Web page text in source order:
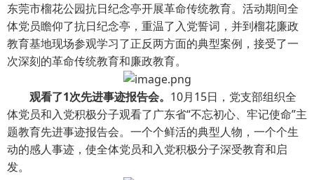
东莞市榴花公园抗日纪念亭开展革命传统教育。活动期间全
体党员瞻仰了抗日纪念亭，重温了入党誓词，并到榴花廉政
教育基地现场参观学习了正反两方面的典型案例，接受了一
次深刻的革命传统教育和廉政教育。
观看了1次先进事迹报告会。 10月15日，党支部组织全
体党员和入党积极分子观看了广东省“不忘初心、牢记使命”主
题教育先进事迹报告会。一个个鲜活的典型人物，一个个生
动的感人事迹，使全体党员和入党积极分子深受教育和启
发。